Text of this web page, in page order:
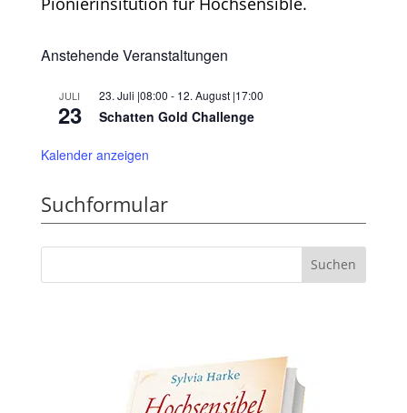
Anstehende Veranstaltungen
JULI
23
23. Juli |08:00 - 12. August |17:00
Schatten Gold Challenge
Kalender anzeigen
Suchformular